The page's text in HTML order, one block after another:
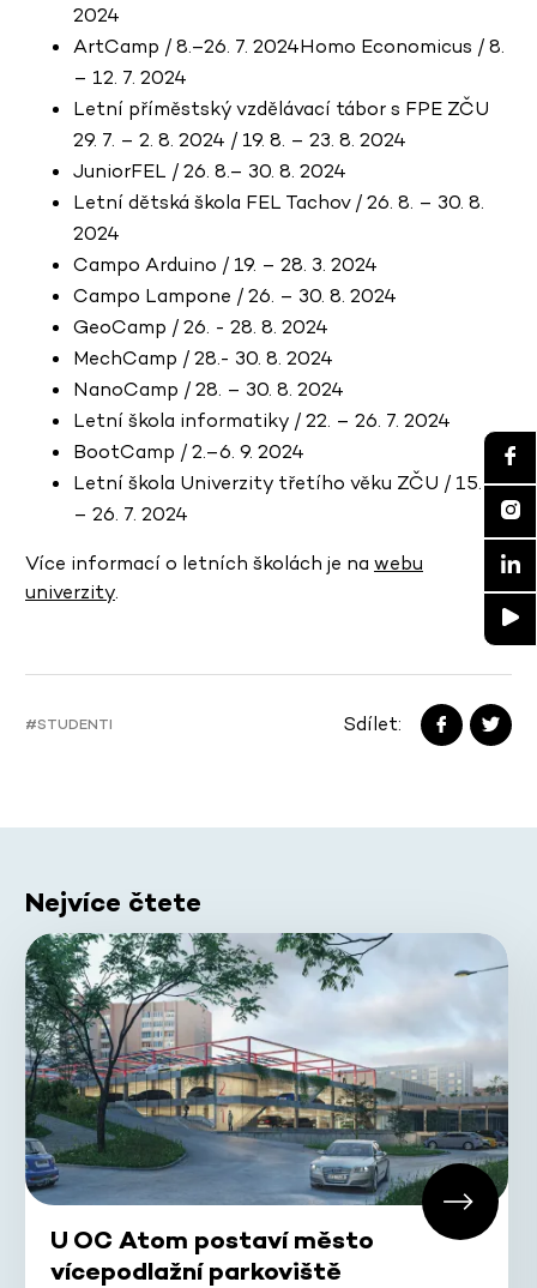
2024
ArtCamp / 8.–26. 7. 2024Homo Economicus / 8.
– 12. 7. 2024
Letní příměstský vzdělávací tábor s FPE ZČU
29. 7. – 2. 8. 2024 / 19. 8. – 23. 8. 2024
JuniorFEL / 26. 8.– 30. 8. 2024
Letní dětská škola FEL Tachov / 26. 8. – 30. 8.
2024
Campo Arduino / 19. – 28. 3. 2024
Campo Lampone / 26. – 30. 8. 2024
GeoCamp / 26. - 28. 8. 2024
MechCamp / 28.- 30. 8. 2024
NanoCamp / 28. – 30. 8. 2024
Letní škola informatiky / 22. – 26. 7. 2024
BootCamp / 2.–6. 9. 2024
Letní škola Univerzity třetího věku ZČU / 15. 7.
– 26. 7. 2024
Více informací o letních školách je na webu
univerzity.
#STUDENTI Sdílet:
Nejvíce čtete
U OC Atom postaví město
vícepodlažní parkoviště